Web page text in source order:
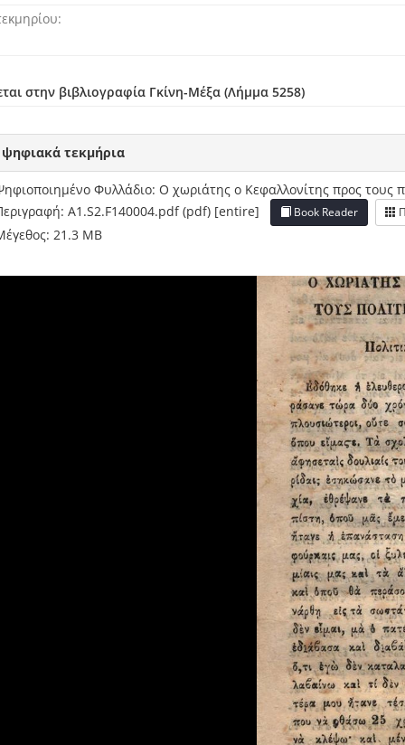
στην βιβλιογραφία Γκίνη-Μέξα (Λήμμα 5258)
ψηφιακά τεκμήρια
Φυλλάδιο: Ο χωριάτης ο Κεφαλλονίτης προς τους
A1.S2.F140004.pdf (pdf) [entire]
Book Reader
21.3 MB